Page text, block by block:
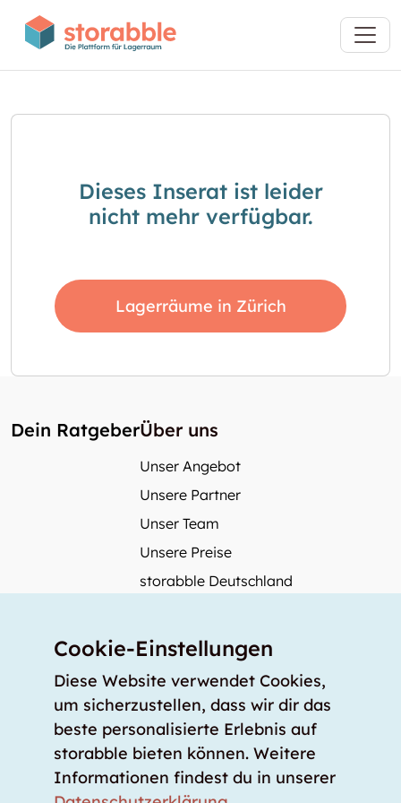
Dieses Inserat ist leider
nicht mehr verfügbar.
Lagerräume in Zürich
Dein RatgeberÜber uns
Unser Angebot
Unsere Partner
Unser Team
Unsere Preise
storabble Deutschland
Mehr über storabble
Medienbeiträge
Wie gross muss ein Lagerraum sein?
Was kostet ein Lagerraum?
Für Lageranbieter
Cookie-Einstellungen
Diese Website verwendet Cookies,
um sicherzustellen, dass wir dir das
beste personalisierte Erlebnis auf
storabble bieten können. Weitere
Informationen findest du in unserer